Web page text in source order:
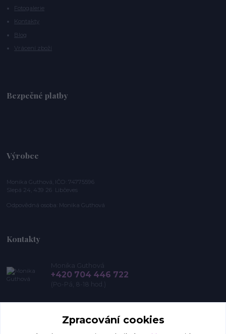
Fotogalerie
Kontakty
Blog
Vrácení zboží
Bezpečné platby
Výrobce
Monika Guthová, IČO: 74775596
Slepá 24, 439 26 Libčeves
Odpovědná osoba: Monika Guthová
Kontakty
Monika Guthová
+420 704 446 722
(Po-Pá, 8-18 hod.)
Zpracování cookies